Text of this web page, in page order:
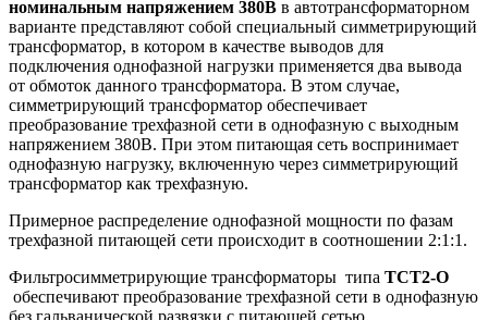
номинальным напряжением 380В в автотрансформаторном
варианте представляют собой специальный симметрирующий
трансформатор, в котором в качестве выводов для
подключения однофазной нагрузки применяется два вывода
от обмоток данного трансформатора. В этом случае,
симметрирующий трансформатор обеспечивает
преобразование трехфазной сети в однофазную с выходным
напряжением 380В. При этом питающая сеть воспринимает
однофазную нагрузку, включенную через симметрирующий
трансформатор как трехфазную.
Примерное распределение однофазной мощности по фазам
трехфазной питающей сети происходит в соотношении 2:1:1.
Фильтросимметрирующие трансформаторы типа ТСТ2-О
обеспечивают преобразование трехфазной сети в однофазную